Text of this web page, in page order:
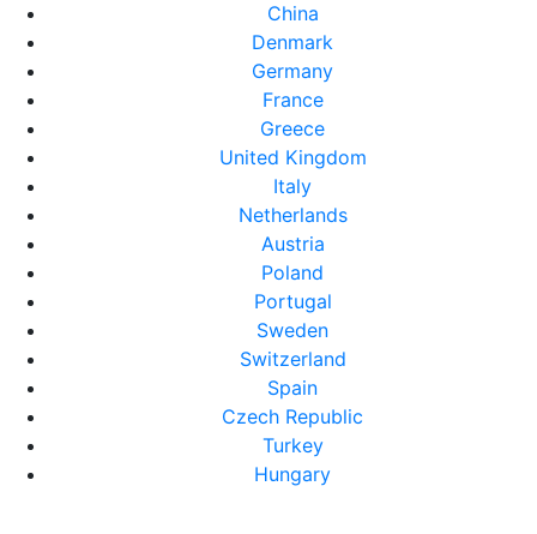
China
Denmark
Germany
France
Greece
United Kingdom
Italy
Netherlands
Austria
Poland
Portugal
Sweden
Switzerland
Spain
Czech Republic
Turkey
Hungary